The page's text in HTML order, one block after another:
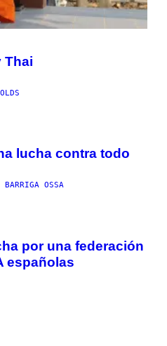
Thai
lucha contra todo
OSSA
por una federación
españolas